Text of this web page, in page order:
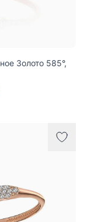
Золото 585°,